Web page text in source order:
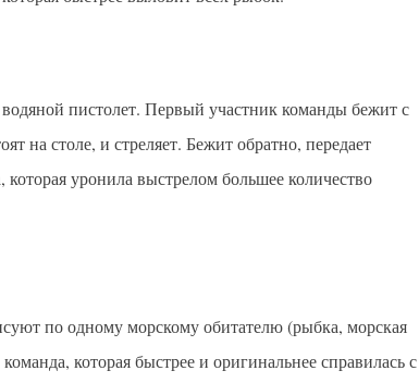
пистолет. Первый участник команды бежит с
на столе, и стреляет. Бежит обратно, передает
уронила выстрелом большее количество
по одному морскому обитателю (рыбка, морская
которая быстрее и оригинальнее справилась с